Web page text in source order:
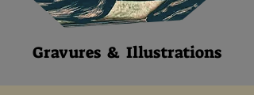
Gravures & Illustrations